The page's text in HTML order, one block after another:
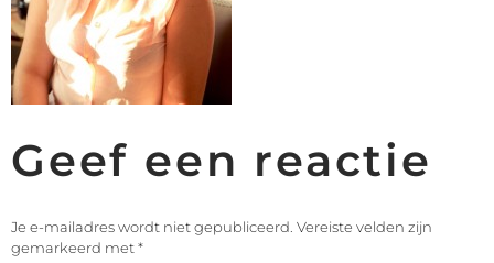
Geef een reactie
Je e-mailadres wordt niet gepubliceerd. Vereiste velden zijn
gemarkeerd met*